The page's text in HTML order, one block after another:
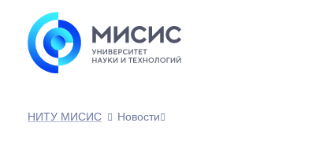
НИТУ МИСИС Новости